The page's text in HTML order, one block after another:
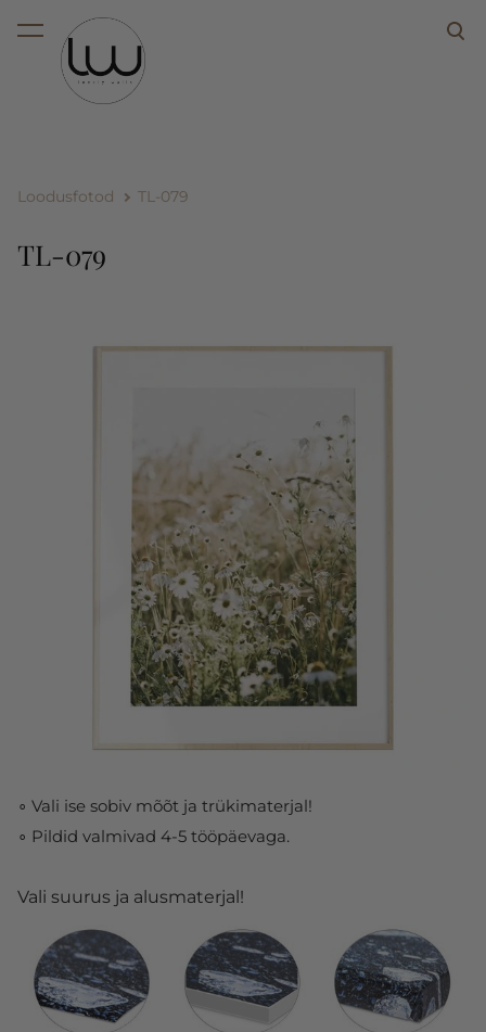
lisati ostukorvi.
Loodusfotod TL-079
TL-079
∘ Vali ise sobiv mõõt ja trükimaterjal!
∘ Pildid valmivad 4-5 tööpäevaga.
Vali suurus ja alusmaterjal!